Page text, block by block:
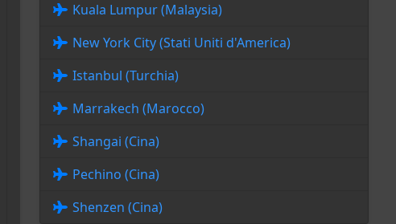
Kuala Lumpur (Malaysia)
New York City (Stati Uniti d'America)
Istanbul (Turchia)
Marrakech (Marocco)
Shangai (Cina)
Pechino (Cina)
Shenzen (Cina)